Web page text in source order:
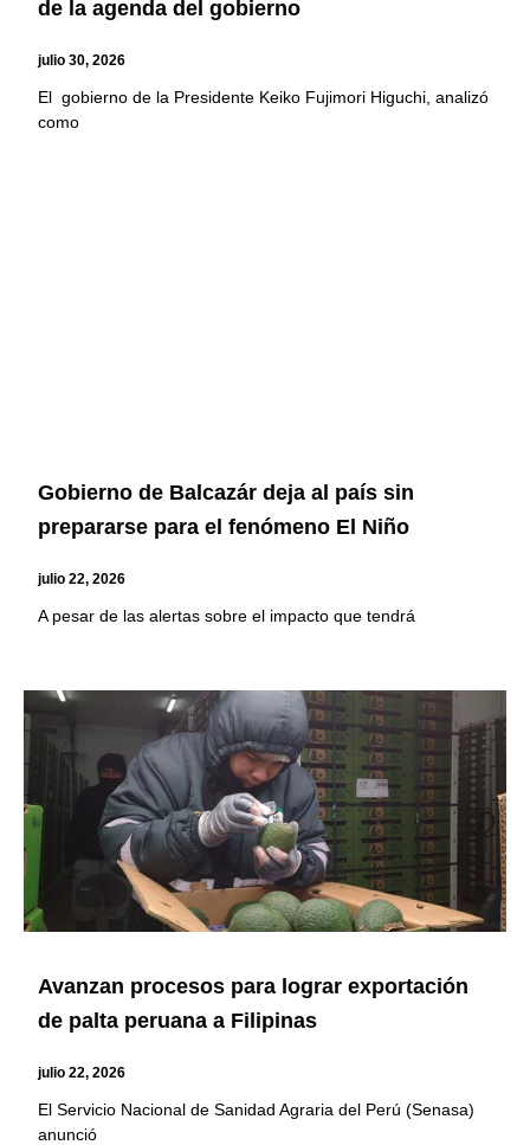
de la agenda del gobierno
julio 30, 2026
El gobierno de la Presidente Keiko Fujimori Higuchi, analizó
como
Gobierno de Balcazár deja al país sin
prepararse para el fenómeno El Niño
julio 22, 2026
A pesar de las alertas sobre el impacto que tendrá
Avanzan procesos para lograr exportación
de palta peruana a Filipinas
julio 22, 2026
El Servicio Nacional de Sanidad Agraria del Perú (Senasa)
anunció